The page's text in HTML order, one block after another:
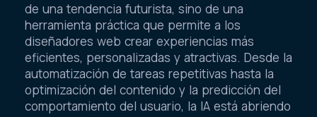
de una tendencia futurista, sino de una
herramienta práctica que permite a los
diseñadores web crear experiencias más
eficientes, personalizadas y atractivas. Desde la
automatización de tareas repetitivas hasta la
optimización del contenido y la predicción del
comportamiento del usuario, la IA está abriendo